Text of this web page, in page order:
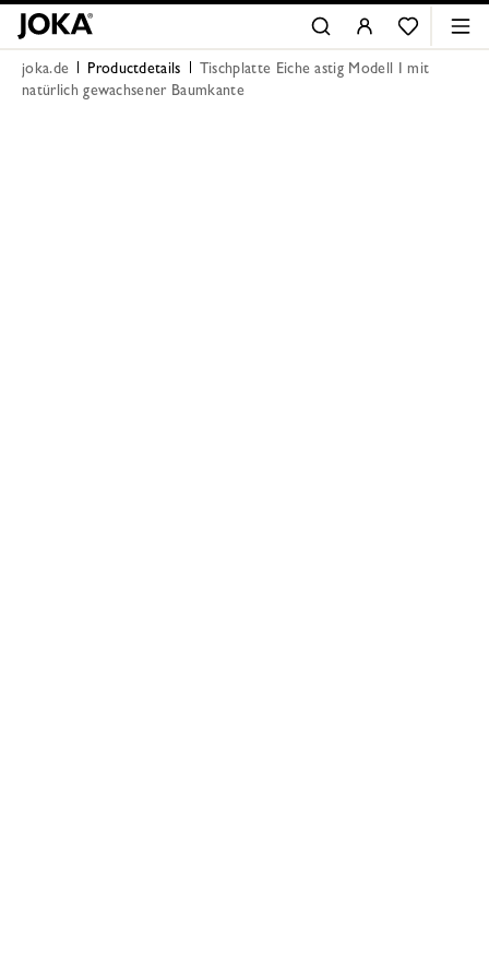
joka.de Productdetails
Tischplatte Eiche astig Modell I mit
natürlich gewachsener Baumkante